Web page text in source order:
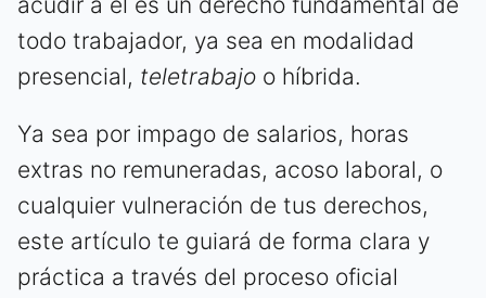
todo trabajador, ya sea en modalidad
presencial, teletrabajo o híbrida.
Ya sea por impago de salarios, horas
extras no remuneradas, acoso laboral, o
cualquier vulneración de tus derechos,
este artículo te guiará de forma clara y
práctica a través del proceso oficial